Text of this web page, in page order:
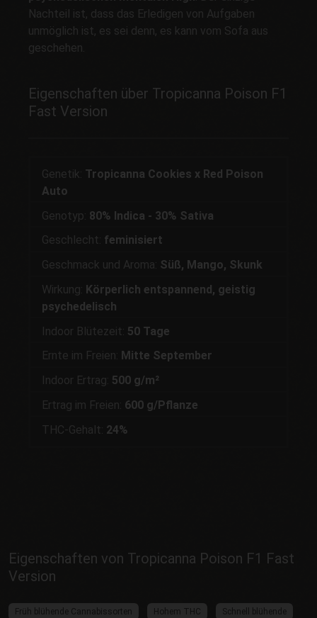
Nachteil ist, dass das Erledigen von Aufgaben
unmöglich ist, es sei denn, es kann vom Sofa aus
geschehen.
Eigenschaften über Tropicanna Poison F1
Fast Version
Genetik: Tropicanna Cookies x Red Poison
Auto
Genotyp: 80% Indica - 30% Sativa
Geschlecht: feminisiert
Geschmack und Aroma: Süß, Mango, Skunk
Wirkung: Körperlich entspannend, geistig
psychedelisch
Indoor Blütezeit: 50 Tage
Ernte im Freien: Mitte September
Indoor Ertrag: 500 g/m²
Ertrag im Freien: 600 g/Pflanze
THC-Gehalt: 24%
Eigenschaften von Tropicanna Poison F1 Fast
Version
Früh blühende Cannabissorten Hohem THC Schnell blühende